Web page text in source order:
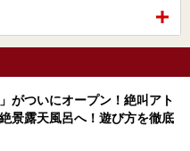
がついにオープン！絶叫アト
景露天風呂へ！遊び方を徹底